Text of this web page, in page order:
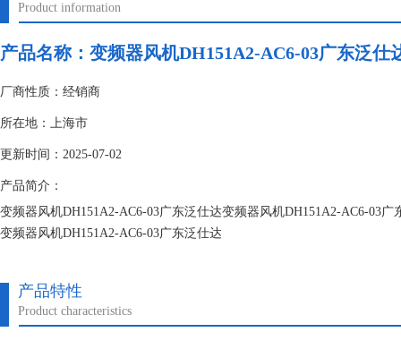
Product information
产品名称：变频器风机DH151A2-AC6-03广东泛仕
厂商性质：经销商
所在地：上海市
更新时间：2025-07-02
产品简介：
变频器风机DH151A2-AC6-03广东泛仕达变频器风机DH151A2-AC6-03广
变频器风机DH151A2-AC6-03广东泛仕达
产品特性
Product characteristics